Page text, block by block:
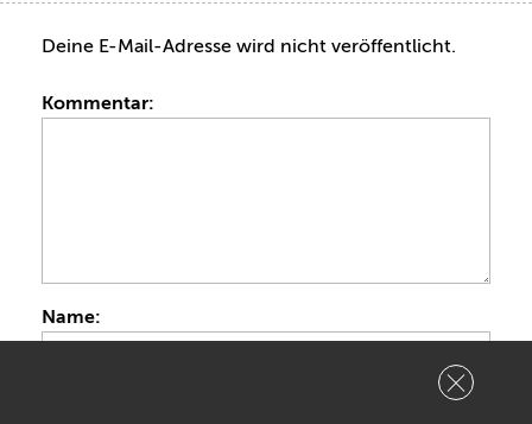
Deine E-Mail-Adresse wird nicht veröffentlicht.
Kommentar:
Name: